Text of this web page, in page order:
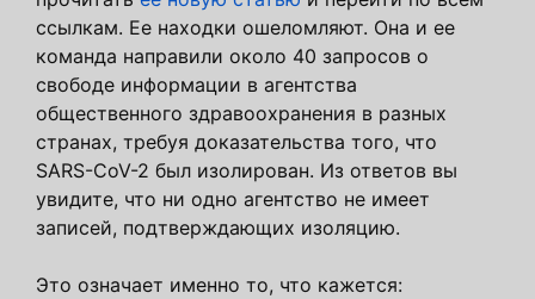
ссылкам. Ее находки ошеломляют. Она и ее
команда направили около 40 запросов о
свободе информации в агентства
общественного здравоохранения в разных
странах, требуя доказательства того, что
SARS-CoV-2 был изолирован. Из ответов вы
увидите, что ни одно агентство не имеет
записей, подтверждающих изоляцию.
Это означает именно то, что кажется: